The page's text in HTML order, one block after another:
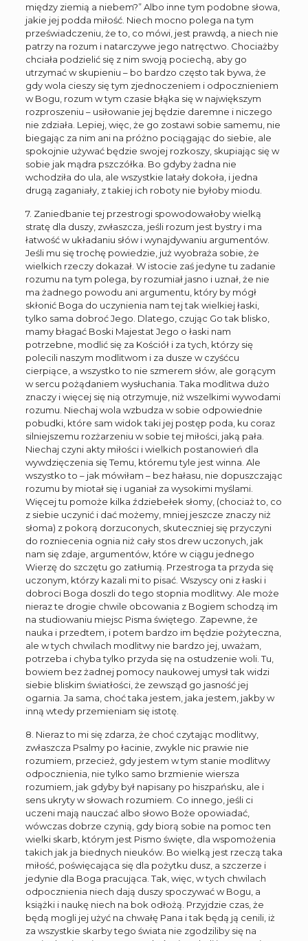
między ziemią a niebem?” Albo inne tym podobne słowa,
jakie jej podda miłość. Niech mocno polega na tym
przeświadczeniu, że to, co mówi, jest prawdą, a niech nie
patrzy na rozum i natarczywe jego natręctwo. Chociażby
chciała podzielić się z nim swoją pociechą, aby go
utrzymać w skupieniu – bo bardzo często tak bywa, że
gdy wola cieszy się tym zjednoczeniem i odpocznieniem
w Bogu, rozum w tym czasie błąka się w największym
rozproszeniu – usiłowanie jej będzie daremne i niczego
nie zdziała. Lepiej, więc, że go zostawi sobie samemu, nie
biegając za nim ani na próżno pociągając do siebie, ale
spokojnie używać będzie swojej rozkoszy, skupiając się w
sobie jak mądra pszczółka. Bo gdyby żadna nie
wchodziła do ula, ale wszystkie latały dokoła, i jedna
drugą zaganiały, z takiej ich roboty nie byłoby miodu.
7. Zaniedbanie tej przestrogi spowodowałoby wielką
stratę dla duszy, zwłaszcza, jeśli rozum jest bystry i ma
łatwość w układaniu słów i wynajdywaniu argumentów.
Jeśli mu się trochę powiedzie, już wyobraża sobie, że
wielkich rzeczy dokazał. W istocie zaś jedyne tu zadanie
rozumu na tym polega, by rozumiał jasno i uznał, że nie
ma żadnego powodu ani argumentu, który by mógł
skłonić Boga do uczynienia nam tej tak wielkiej łaski,
tylko sama dobroć Jego. Dlatego, czując Go tak blisko,
mamy błagać Boski Majestat Jego o łaski nam
potrzebne, modlić się za Kościół i za tych, którzy się
polecili naszym modlitwom i za dusze w czyśćcu
cierpiące, a wszystko to nie szmerem słów, ale gorącym
w sercu pożądaniem wysłuchania. Taka modlitwa dużo
znaczy i więcej się nią otrzymuje, niż wszelkimi wywodami
rozumu. Niechaj wola wzbudza w sobie odpowiednie
pobudki, które sam widok taki jej postęp poda, ku coraz
silniejszemu rozżarzeniu w sobie tej miłości, jaką pała.
Niechaj czyni akty miłości i wielkich postanowień dla
wywdzięczenia się Temu, któremu tyle jest winna. Ale
wszystko to – jak mówiłam – bez hałasu, nie dopuszczając
rozumu by miotał się i uganiał za wysokimi myślami.
Więcej tu pomoże kilka ździebełek słomy, (chociaż to, co
z siebie uczynić i dać możemy, mniej jeszcze znaczy niż
słoma) z pokorą dorzuconych, skuteczniej się przyczyni
do rozniecenia ognia niż cały stos drew uczonych, jak
nam się zdaje, argumentów, które w ciągu jednego
Wierzę do szczętu go zatłumią. Przestroga ta przyda się
uczonym, którzy kazali mi to pisać. Wszyscy oni z łaski i
dobroci Boga doszli do tego stopnia modlitwy. Ale może
nieraz te drogie chwile obcowania z Bogiem schodzą im
na studiowaniu miejsc Pisma świętego. Zapewne, że
nauka i przedtem, i potem bardzo im będzie pożyteczna,
ale w tych chwilach modlitwy nie bardzo jej, uważam,
potrzeba i chyba tylko przyda się na ostudzenie woli. Tu,
bowiem bez żadnej pomocy naukowej umysł tak widzi
siebie bliskim światłości, że zewsząd go jasność jej
ogarnia. Ja sama, choć taka jestem, jaka jestem, jakby w
inną wtedy przemieniam się istotę.
8. Nieraz to mi się zdarza, że choć czytając modlitwy,
zwłaszcza Psalmy po łacinie, zwykle nic prawie nie
rozumiem, przecież, gdy jestem w tym stanie modlitwy
odpocznienia, nie tylko samo brzmienie wiersza
rozumiem, jak gdyby był napisany po hiszpańsku, ale i
sens ukryty w słowach rozumiem. Co innego, jeśli ci
uczeni mają nauczać albo słowo Boże opowiadać,
wówczas dobrze czynią, gdy biorą sobie na pomoc ten
wielki skarb, którym jest Pismo święte, dla wspomożenia
takich jak ja biednych nieuków. Bo wielką jest rzeczą taka
miłość, poświęcająca się dla pożytku dusz, a szczerze i
jedynie dla Boga pracująca. Tak, więc, w tych chwilach
odpocznienia niech dają duszy spoczywać w Bogu, a
książki i naukę niech na bok odłożą. Przyjdzie czas, że
będą mogli jej użyć na chwałę Pana i tak będą ją cenili, iż
za wszystkie skarby tego świata nie zgodziliby się na